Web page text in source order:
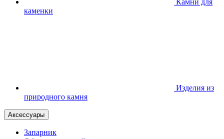
каменки
Изделия из
природного камня
Аксессуары
Запарник